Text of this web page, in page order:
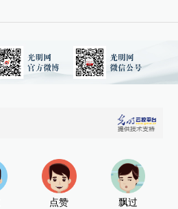
点赞 飘过